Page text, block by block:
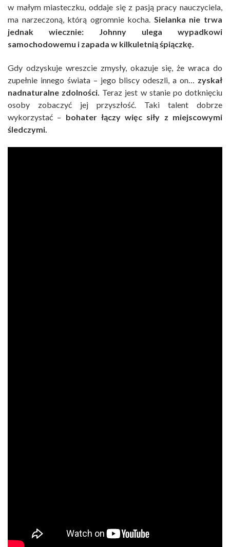
w małym miasteczku, oddaje się z pasją pracy nauczyciela,
ma narzeczoną, którą ogromnie kocha. Sielanka nie trwa
jednak wiecznie: Johnny ulega wypadkowi
samochodowemu i zapada w kilkuletnią śpiączkę.
Gdy odzyskuje wreszcie zmysły, okazuje się, że wraca do
zupełnie innego świata – jego bliscy odeszli, a on… zyskał
nadnaturalne zdolności. Teraz jest w stanie po dotknięciu
osoby zobaczyć jej przyszłość. Taki talent dobrze
wykorzystać – bohater łączy więc siły z miejscowymi
śledczymi.